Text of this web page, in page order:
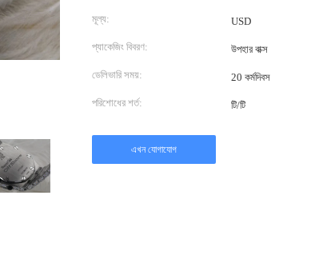
মূল্য: USD
প্যাকেজিং বিবরণ: উপহার বাক্স
ডেলিভারি সময়: 20 কর্মদিবস
পরিশোধের শর্ত: টি/টি
এখন যোগাযোগ